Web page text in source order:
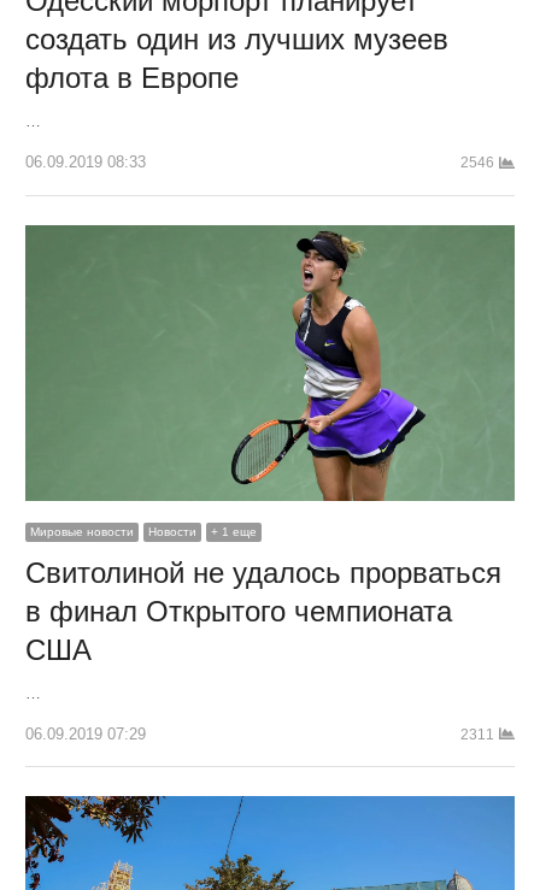
создать один из лучших музеев
флота в Европе
…
06.09.2019 08:33 2546
Мировые новости Новости + 1 еще
Свитолиной не удалось прорваться
в финал Открытого чемпионата
США
06.09.2019 07:29 2311